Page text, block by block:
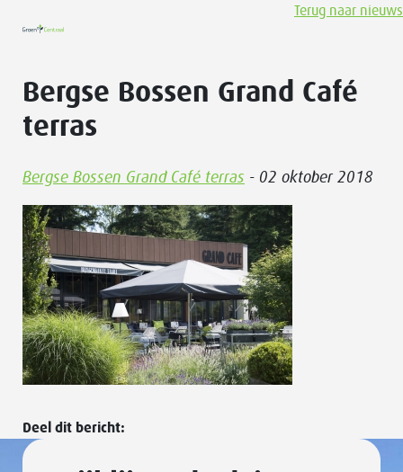
Bergse Bossen Grand Café
terras
Bergse Bossen Grand Café terras - 02 oktober 2018
Terug naar nieuws
Deel dit bericht: